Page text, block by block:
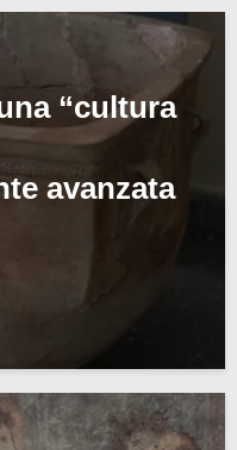
“cultura
avanzata